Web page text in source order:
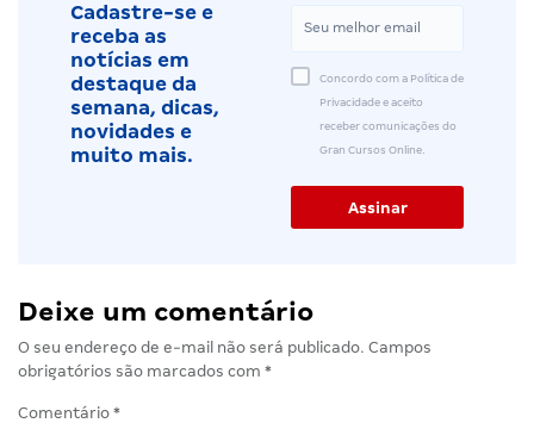
Cadastre-se e
receba as
notícias em
destaque da
semana, dicas,
novidades e
muito mais.
Concordo com a Política de
Privacidade e aceito
receber comunicações do
Gran Cursos Online.
Deixe um comentário
O seu endereço de e-mail não será publicado. Campos
obrigatórios são marcados com *
Comentário *